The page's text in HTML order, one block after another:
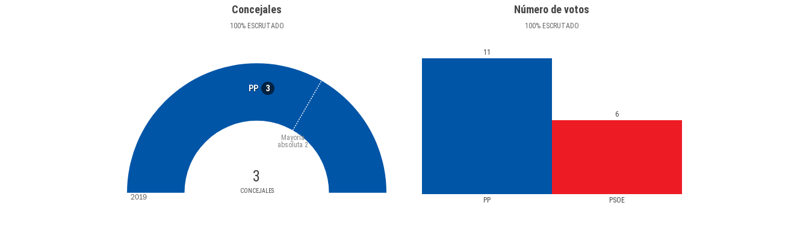
Concejales
100%ESCRUTADO
PP 3
3
CONCEJALES
Mayoría
absoluta 2
2019
Número de votos
100%ESCRUTADO
PP PSOE
11
6